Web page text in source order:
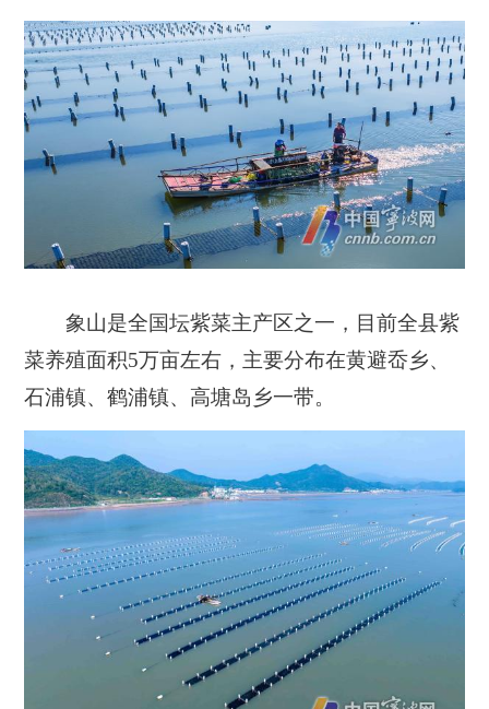
象山是全国坛紫菜主产区之一，目前全县紫
菜养殖面积5万亩左右，主要分布在黄避岙乡、
石浦镇、鹤浦镇、高塘岛乡一带。